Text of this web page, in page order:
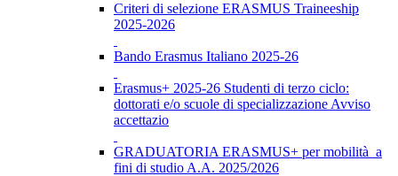
Criteri di selezione ERASMUS Traineeship
2025-2026
Bando Erasmus Italiano 2025-26
Erasmus+ 2025-26 Studenti di terzo ciclo:
dottorati e/o scuole di specializzazione Avviso
accettazio
GRADUATORIA ERASMUS+ per mobilità a
fini di studio A.A. 2025/2026